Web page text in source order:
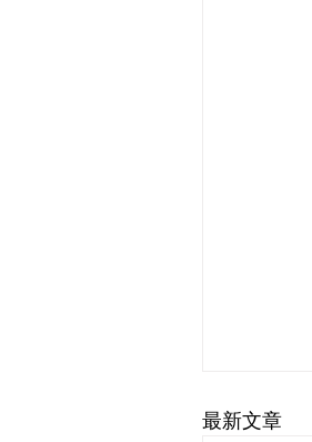
最新文章